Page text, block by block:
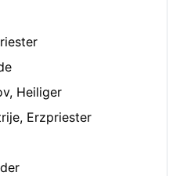
Heiliger
Erzpriester